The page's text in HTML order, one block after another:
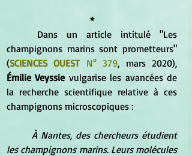
*
champignons marins sont prometteurs"
(SCIENCES OUEST N° 379
Émilie Veyssie vulgarise les avancées de
la recherche scientifique relative à ces
champignons microscopiques :
À Nantes, des chercheurs étudient
les champignons marins. Leurs molécules